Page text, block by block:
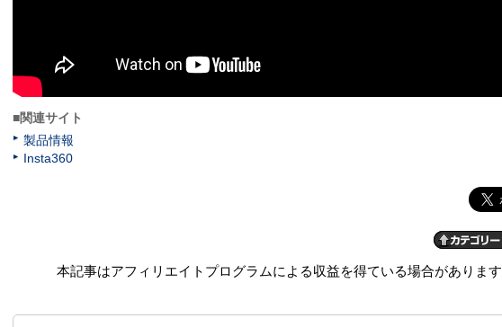
■関連サイト
製品情報
Insta360
本記事はアフィリエイトプログラムによる収益を得ている場合があります